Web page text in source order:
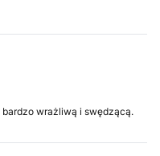
bardzo wrażliwą i swędzącą.